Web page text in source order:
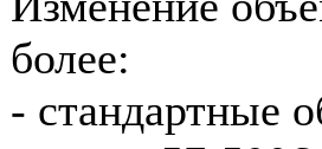
более:
- стандартные